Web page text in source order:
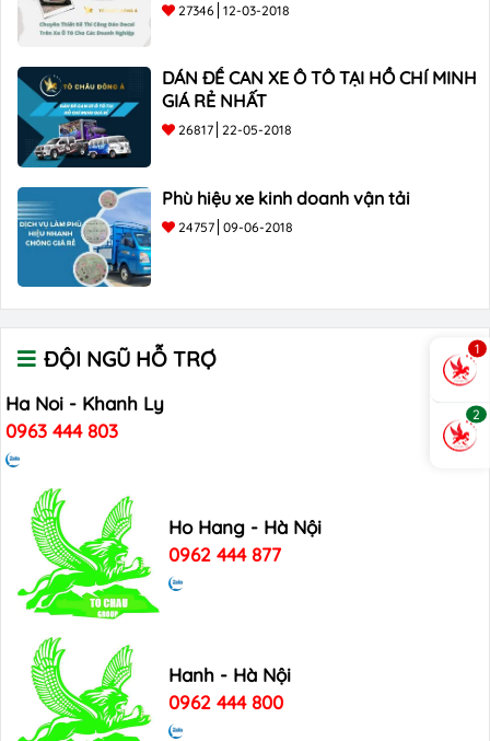
27346 12-03-2018
DÁN ĐỀ CAN XE Ô TÔ TẠI HỒ CHÍ MINH
GIÁ RẺ NHẤT
26817 22-05-2018
Phù hiệu xe kinh doanh vận tải
24757 09-06-2018
ĐỘI NGŨ HỖ TRỢ
Ha Noi - Khanh Ly
0963 444 803
Ho Hang - Hà Nội
0962 444 877
Hanh - Hà Nội
0962 444 800
1
2